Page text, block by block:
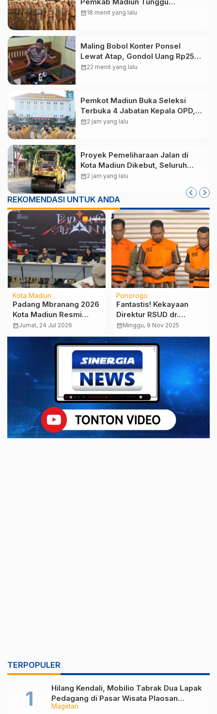
Persetujuan Kemendagri
calendar_month18 menit yang lalu
Maling Bobol Konter Ponsel
Lewat Atap, Gondol Uang Rp25
Juta dan Empat HP di Ponorogo
calendar_month22 menit yang lalu
Pemkot Madiun Buka Seleksi
Terbuka 4 Jabatan Kepala OPD,
Pendaftaran Dibuka hingga 16
calendar_month2 jam yang lalu
Proyek Pemeliharaan Jalan di
Kota Madiun Dikebut, Seluruh
Paket Pekerjaan Lampaui Target
calendar_month2 jam yang lalu
REKOMENDASI UNTUK ANDA
Kota Madiun
Padang Mbranang 2026
Kota Madiun Resmi
Digelar, Festival Video
Mapping Internasional
Dongkrak Ekonomi
Kreatif
calendar_monthJumat, 24 Jul 2026
Ponorogo
Fantastis! Kekayaan
Direktur RSUD dr.
Harjono Ponorogo
Capai Rp14,5 Miliar
calendar_monthMinggu, 9 Nov 2025
TERPOPULER
Magetan
Hilang Kendali, Mobilio Tabrak Dua Lapak
Pedagang di Pasar Wisata Plaosan
Magetan